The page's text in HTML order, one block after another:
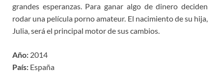
grandes esperanzas. Para ganar algo de dinero deciden
rodar una película porno amateur. El nacimiento de su hija,
Julia, será el principal motor de sus cambios.
Año: 2014
País: España